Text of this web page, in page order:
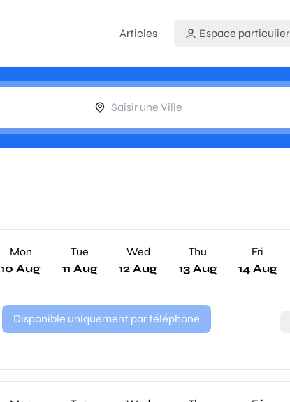
Articles
Espace particulier
Mon
10 Aug
Tue
11 Aug
Wed
12 Aug
Thu
13 Aug
Fri
14 Aug
Disponible uniquement par téléphone